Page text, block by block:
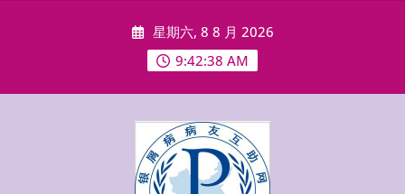
星期六, 8 8 月 2026
9:42:39 AM